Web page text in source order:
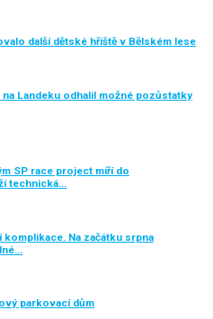
další dětské hřiště v Bělském lese
Landeku odhalil možné pozůstatky
SP race project míří do
technická…
komplikace. Na začátku srpna
parkovací dům